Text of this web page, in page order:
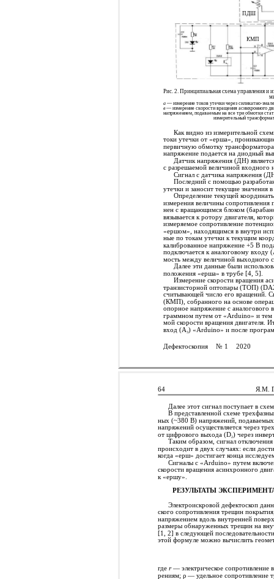
ПДШ
КМП
Рис. 2. Принципиальная схема управления и
а— измерение токов утечки через силикатно-
в— измерение скорости вращения асинхронного
напряжением, подаваемым на все три обмотки
измерительный
Как видно из измерительной
токи утечки от «ерша»,
первичную обмотку
напряжение подается на диодный
Датчик напряжения (ДН)
с разрешаемой величиной
Сигнал с датчика напряжения
Последний с помощью
утечки и заносит текущие значения
Определение текущей
измерения величины
нен с вращающимся блоком
вязывается к ротору двигателя,
измеряемое сопротивление
«ершом», находящимся в внутри
ные по токам утечки к текущим
калиброванное напряжение +5 В
подключается к аналоговому входу
мость между величиной выходного
Далее эти данные были
положения «ерша» в трубе [4, 5].
Измерение скорости вращения
транзисторной оптопары (ТОП)
считывающей число его вращений.
(КМП), собранного на основе
опорное напряжение с аналогового
граммном путем от «Arduino» и тем
мой скорости вращения двигателя.
вход (А3) «Arduino» и после
Дефектоскопия № 1 2020
64 Я.М.
Далее этот сигнал поступает в
В представленной схеме
ных (~380 В) напряжений, подаваемых
напряжений осуществляется через
от цифрового выхода (D2) через
Таким образом, сигнал
происходит в двух случаях: если
когда «ерш» достигает конца
Сигналы с «Arduino» путем
скорости вращения асинхронного
к «ершу».
РЕЗУЛЬТАТЫ
Электроискровой дефектоскоп
ского сопротивления трещин
напряжением вдоль внутренней
размеры обнаруженных трещин на
[1, 2] в следующей
этой формуле можно вычислить
гдеr— электрическое сопротивление
рениям; ρ — удельное сопротивление